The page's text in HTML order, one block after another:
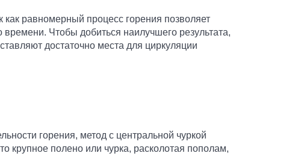
равномерный процесс горения позволяет
Чтобы добиться наилучшего результата,
достаточно места для циркуляции
горения, метод с центральной чуркой
крупное полено или чурка, расколотая пополам,